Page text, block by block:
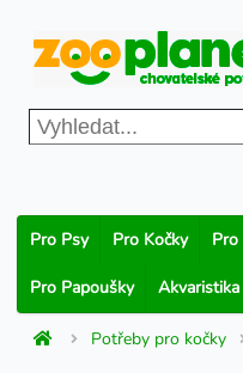
Pro Psy Pro Kočky Pro
Pro Papoušky Akvaristika
Potřeby pro kočky